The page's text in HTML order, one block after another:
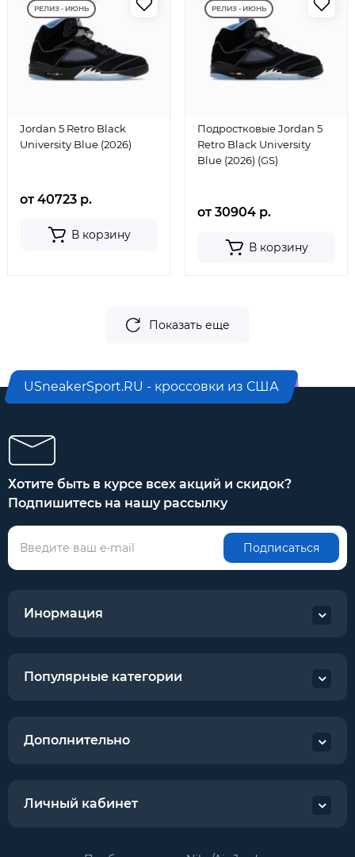
РЕЛИЗ - ИЮНЬ
Jordan 5 Retro Black
University Blue (2026)
от 40723 р.
В корзину
РЕЛИЗ - ИЮНЬ
Подростковые Jordan 5
Retro Black University
Blue (2026) (GS)
от 30904 р.
В корзину
Показать еще
USneakerSport.RU - кроссовки из США
Хотите быть в курсе всех акций и скидок?
Подпишитесь на нашу рассылку
Подписаться
Инормация
Популярные категории
Дополнительно
Личный кабинет